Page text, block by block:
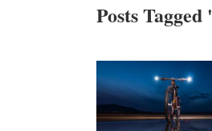
Posts Tagged '